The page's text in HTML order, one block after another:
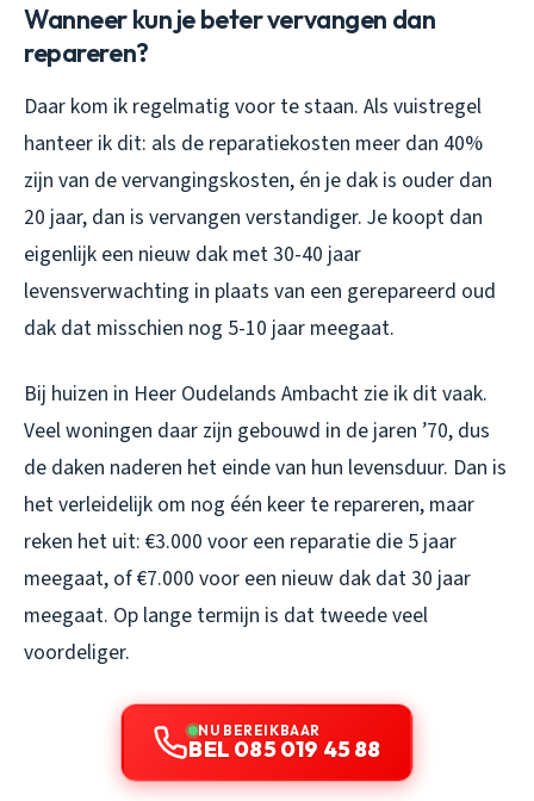
Wanneer kun je beter vervangen dan
repareren?
Daar kom ik regelmatig voor te staan. Als vuistregel
hanteer ik dit: als de reparatiekosten meer dan 40%
zijn van de vervangingskosten, én je dak is ouder dan
20 jaar, dan is vervangen verstandiger. Je koopt dan
eigenlijk een nieuw dak met 30-40 jaar
levensverwachting in plaats van een gerepareerd oud
dak dat misschien nog 5-10 jaar meegaat.
Bij huizen in Heer Oudelands Ambacht zie ik dit vaak.
Veel woningen daar zijn gebouwd in de jaren ’70, dus
de daken naderen het einde van hun levensduur. Dan is
het verleidelijk om nog één keer te repareren, maar
reken het uit: €3.000 voor een reparatie die 5 jaar
meegaat, of €7.000 voor een nieuw dak dat 30 jaar
meegaat. Op lange termijn is dat tweede veel
voordeliger.
NU BEREIKBAAR
BEL 085 019 45 88